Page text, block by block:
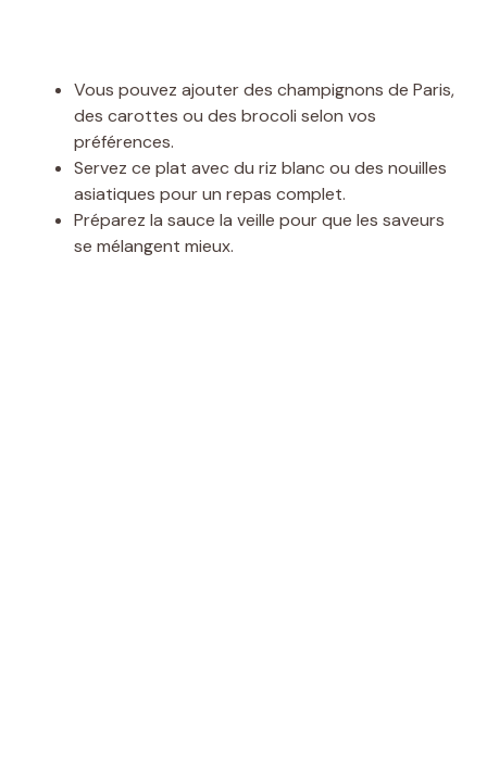
Vous pouvez ajouter des champignons de Paris,
des carottes ou des brocoli selon vos
préférences.
Servez ce plat avec du riz blanc ou des nouilles
asiatiques pour un repas complet.
Préparez la sauce la veille pour que les saveurs
se mélangent mieux.